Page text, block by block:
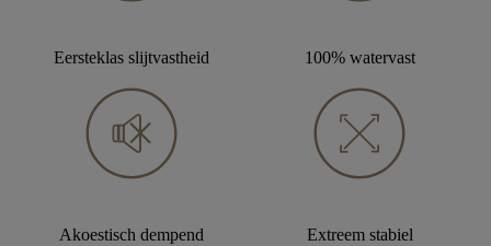
Eersteklas slijtvastheid 100% watervast
Akoestisch dempend Extreem stabiel